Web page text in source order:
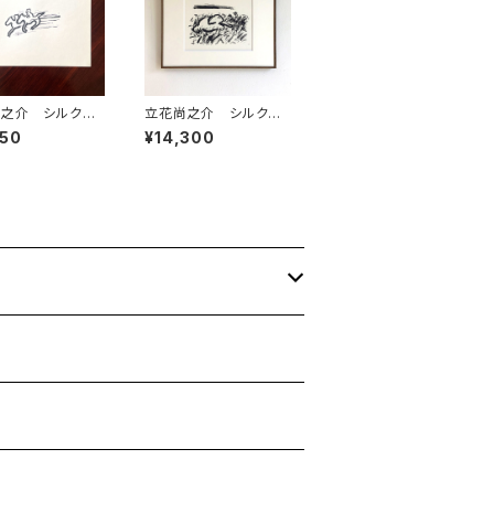
介 シルクス
連作のうち
し
立花尚之介 シルクス
クリーン 連作のうち
⑨ 額装あり
¥14,300